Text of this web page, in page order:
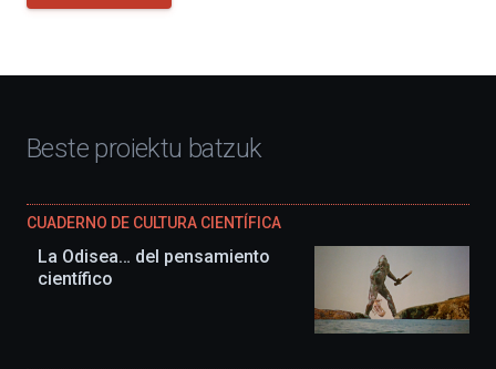
Beste proiektu batzuk
CUADERNO DE CULTURA CIENTÍFICA
La Odisea… del pensamiento
científico